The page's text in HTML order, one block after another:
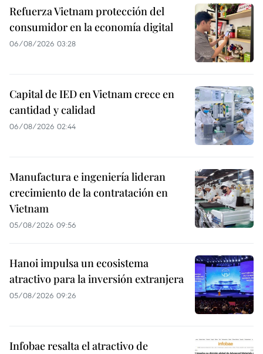
Refuerza Vietnam protección del
consumidor en la economía digital
06/08/2026 03:28
Capital de IED en Vietnam crece en
cantidad y calidad
06/08/2026 02:44
Manufactura e ingeniería lideran
crecimiento de la contratación en
Vietnam
05/08/2026 09:56
Hanoi impulsa un ecosistema
atractivo para la inversión extranjera
05/08/2026 09:26
Infobae resalta el atractivo de